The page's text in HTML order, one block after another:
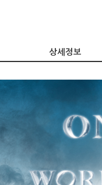
상세정보